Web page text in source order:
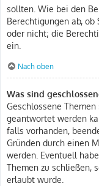
sollten. Wie bei den
Berechtigungen ab,
oder nicht; die
ein.
Nach oben
Was sind
Geschlossene
geantwortet werden
falls vorhanden,
Gründen durch einen
werden. Eventuell
Themen zu schließen,
erlaubt wurde.